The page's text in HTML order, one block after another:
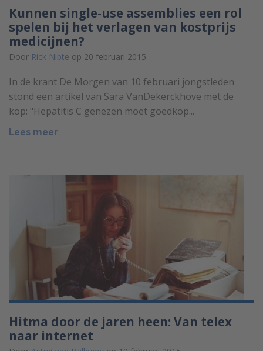
Kunnen single-use assemblies een rol
spelen bij het verlagen van kostprijs
medicijnen?
Door Rick Nibte op 20 februari 2015.
In de krant De Morgen van 10 februari jongstleden
stond een artikel van Sara VanDekerckhove met de
kop: "Hepatitis C genezen moet goedkop...
Lees meer
Hitma door de jaren heen: Van telex
naar internet